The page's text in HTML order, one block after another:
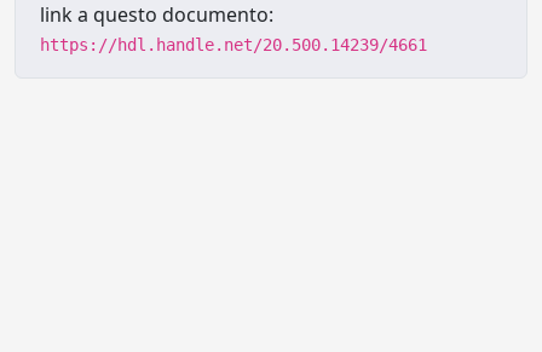
link a questo documento:
https://hdl.handle.net/20.500.14239/4661